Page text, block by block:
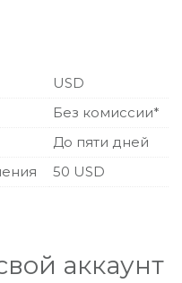
USD
Без комиссии*
До пяти дней
50 USD
аккаунт